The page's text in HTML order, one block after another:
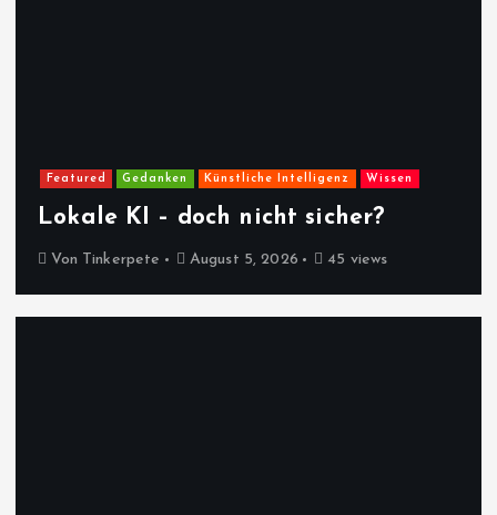
Featured Gedanken Künstliche Intelligenz Wissen
Lokale KI – doch nicht sicher?
Von Tinkerpete August 5, 2026 45 views